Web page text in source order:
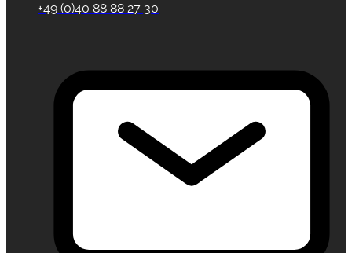
+49 (0)40 88 88 27 30